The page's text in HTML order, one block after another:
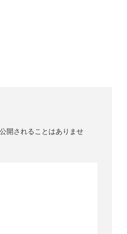
開されることはありませ